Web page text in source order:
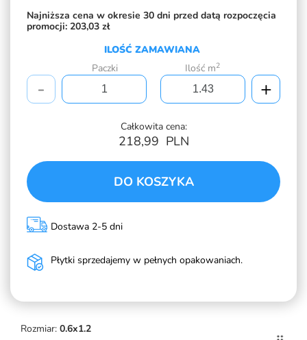
Rozmiar: 0.6x1.2
Najniższa cena w okresie 30 dni przed datą rozpoczęcia
promocji: 203,03 zł
ILOŚĆ ZAMAWIANA
Paczki
Ilość m2
- +
Całkowita cena:
218,99 PLN
DO KOSZYKA
Dostawa 2-5 dni
Płytki sprzedajemy w pełnych opakowaniach.